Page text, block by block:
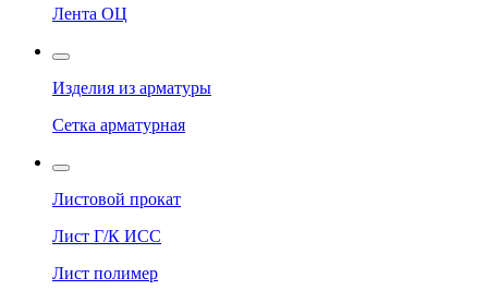
Лента ОЦ
Изделия из арматуры
Сетка арматурная
Листовой прокат
Лист Г/К ИСС
Лист полимер